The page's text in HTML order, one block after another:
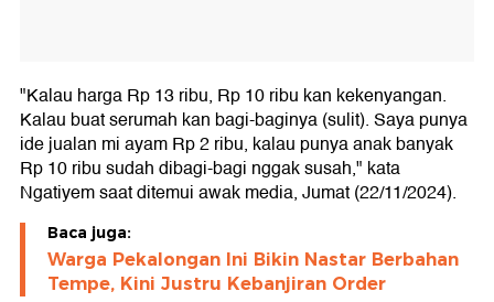
"Kalau harga Rp 13 ribu, Rp 10 ribu kan kekenyangan.
Kalau buat serumah kan bagi-baginya (sulit). Saya punya
ide jualan mi ayam Rp 2 ribu, kalau punya anak banyak
Rp 10 ribu sudah dibagi-bagi nggak susah," kata
Ngatiyem saat ditemui awak media, Jumat (22/11/2024).
Baca juga:
Warga Pekalongan Ini Bikin Nastar Berbahan
Tempe, Kini Justru Kebanjiran Order